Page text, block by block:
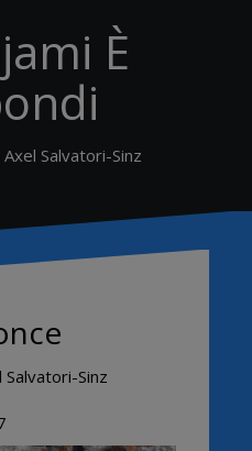
È
Salvatori-Sinz
Sinz